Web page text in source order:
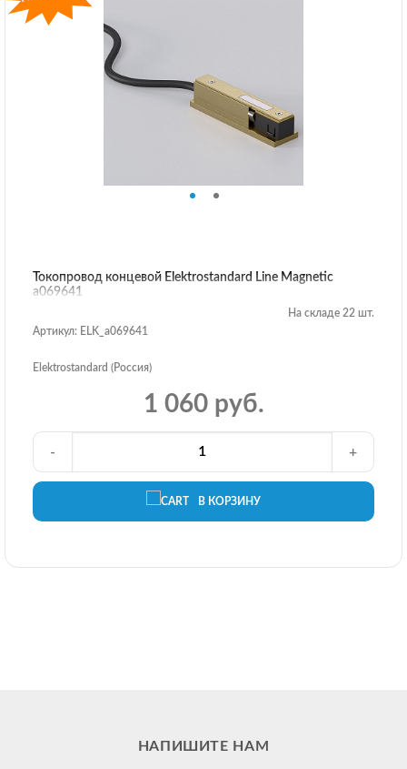
Токопровод концевой Elektrostandard Line Magnetic
a069641
На складе 22 шт.
Артикул: ELK_a069641
Elektrostandard (Россия)
1 060 руб.
В КОРЗИНУ
- +
НАПИШИТЕ НАМ